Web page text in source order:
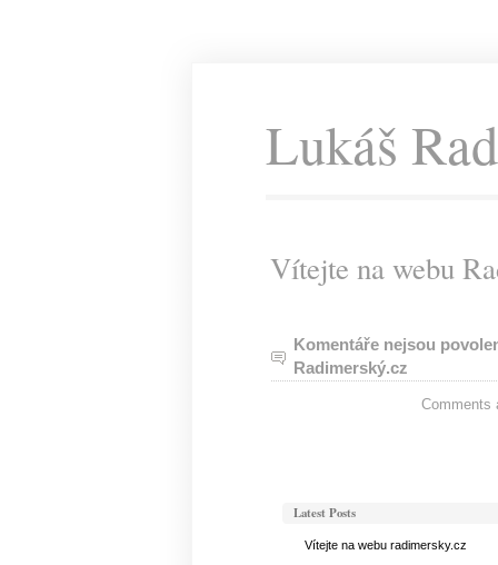
Lukáš
Vítejte na webu
Komentáře nejsou
Radimerský.cz
Comments
Latest Posts
Vítejte na webu radimersky.cz